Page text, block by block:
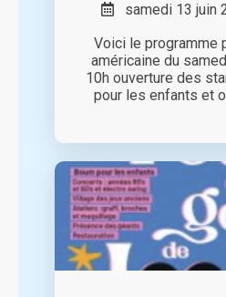
samedi 13 juin
Voici le programme
américaine du
10h ouverture des
pour les enfants et